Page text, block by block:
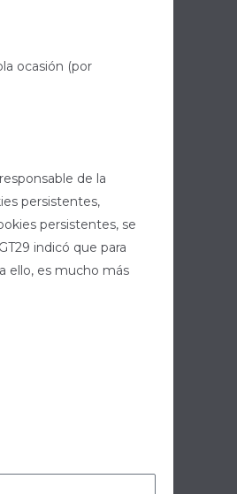
ocasión (por
de la
persistentes,
persistentes, se
indicó que para
ello, es mucho más